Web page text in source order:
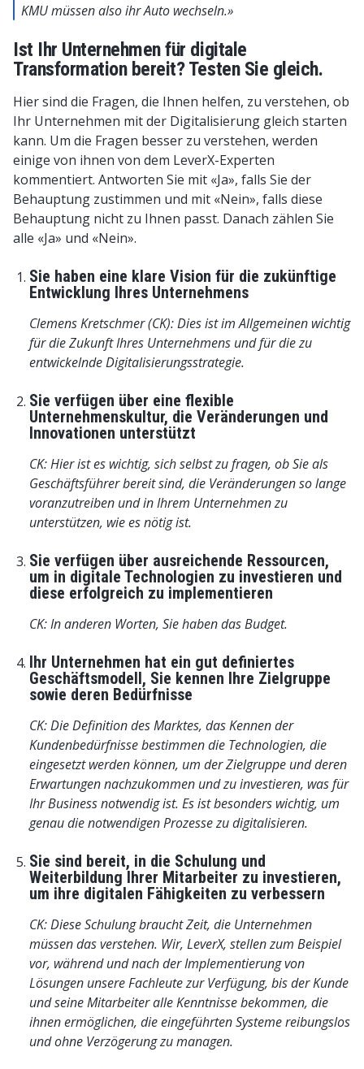
KMU müssen also ihr Auto wechseln.»
Ist Ihr Unternehmen für digitale
Transformation bereit? Testen Sie gleich.
Hier sind die Fragen, die Ihnen helfen, zu verstehen, ob
Ihr Unternehmen mit der Digitalisierung gleich starten
kann. Um die Fragen besser zu verstehen, werden
einige von ihnen von dem LeverX-Experten
kommentiert. Antworten Sie mit «Ja», falls Sie der
Behauptung zustimmen und mit «Nein», falls diese
Behauptung nicht zu Ihnen passt. Danach zählen Sie
alle «Ja» und «Nein».
Sie haben eine klare Vision für die zukünftige
Entwicklung Ihres Unternehmens
Clemens Kretschmer (CK): Dies ist im Allgemeinen wichtig
für die Zukunft Ihres Unternehmens und für die zu
entwickelnde Digitalisierungsstrategie.
Sie verfügen über eine flexible
Unternehmenskultur, die Veränderungen und
Innovationen unterstützt
CK: Hier ist es wichtig, sich selbst zu fragen, ob Sie als
Geschäftsführer bereit sind, die Veränderungen so lange
voranzutreiben und in Ihrem Unternehmen zu
unterstützen, wie es nötig ist.
Sie verfügen über ausreichende Ressourcen,
um in digitale Technologien zu investieren und
diese erfolgreich zu implementieren
CK: In anderen Worten, Sie haben das Budget.
Ihr Unternehmen hat ein gut definiertes
Geschäftsmodell, Sie kennen Ihre Zielgruppe
sowie deren Bedürfnisse
CK: Die Definition des Marktes, das Kennen der
Kundenbedürfnisse bestimmen die Technologien, die
eingesetzt werden können, um der Zielgruppe und deren
Erwartungen nachzukommen und zu investieren, was für
Ihr Business notwendig ist. Es ist besonders wichtig, um
genau die notwendigen Prozesse zu digitalisieren.
Sie sind bereit, in die Schulung und
Weiterbildung Ihrer Mitarbeiter zu investieren,
um ihre digitalen Fähigkeiten zu verbessern
CK: Diese Schulung braucht Zeit, die Unternehmen
müssen das verstehen. Wir, LeverX, stellen zum Beispiel
vor, während und nach der Implementierung von
Lösungen unsere Fachleute zur Verfügung, bis der Kunde
und seine Mitarbeiter alle Kenntnisse bekommen, die
ihnen ermöglichen, die eingeführten Systeme reibungslos
und ohne Verzögerung zu managen.